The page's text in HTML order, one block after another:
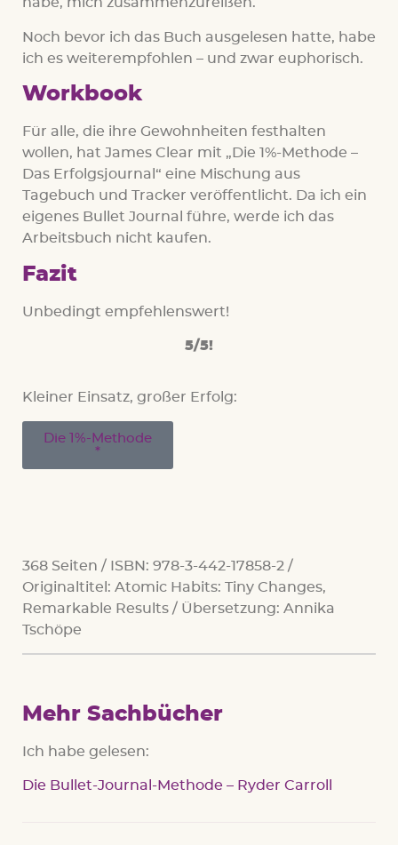
habe, mich zusammenzureißen.
Noch bevor ich das Buch ausgelesen hatte, habe
ich es weiterempfohlen – und zwar euphorisch.
Workbook
Für alle, die ihre Gewohnheiten festhalten
wollen, hat James Clear mit „Die 1%-Methode –
Das Erfolgsjournal“ eine Mischung aus
Tagebuch und Tracker veröffentlicht. Da ich ein
eigenes Bullet Journal führe, werde ich das
Arbeitsbuch nicht kaufen.
Fazit
Unbedingt empfehlenswert!
5/5!
Kleiner Einsatz, großer Erfolg:
Die 1%-Methode
368 Seiten / ISBN: 978-3-442-17858-2 /
Originaltitel: Atomic Habits: Tiny Changes,
Remarkable Results / Übersetzung: Annika
Tschöpe
Mehr Sachbücher
Ich habe gelesen:
Die Bullet-Journal-Methode – Ryder Carroll